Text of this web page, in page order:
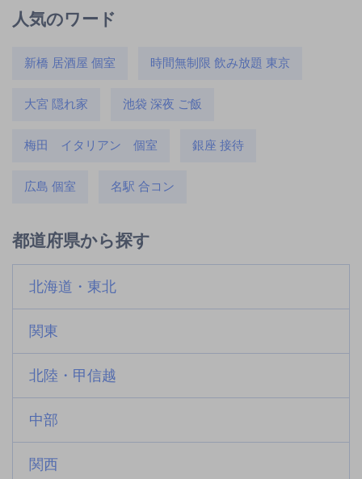
人気のワード
新橋 居酒屋 個室 時間無制限 飲み放題 東京
大宮 隠れ家 池袋 深夜 ご飯
梅田 イタリアン 個室 銀座 接待
広島 個室 名駅 合コン
都道府県から探す
北海道・東北
関東
北陸・甲信越
中部
関西